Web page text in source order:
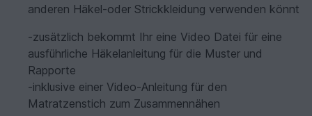
anderen Häkel-oder Strickkleidung verwenden könnt
-zusätzlich bekommt Ihr eine Video Datei für eine
ausführliche Häkelanleitung für die Muster und
Rapporte
-inklusive einer Video-Anleitung für den
Matratzenstich zum Zusammennähen